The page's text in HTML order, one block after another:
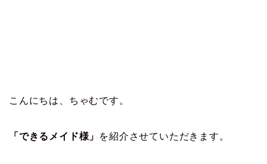
こんにちは、ちゃむです。
「できるメイド様」 を紹介させていただきます。